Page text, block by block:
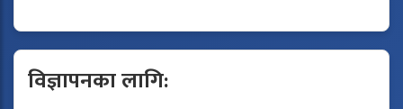
विज्ञापनका लागि: